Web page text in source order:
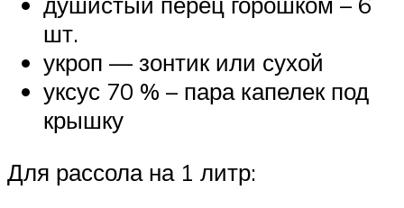
шт.
укроп — зонтик или сухой
уксус 70 % – пара капелек под
крышку
Для рассола на 1 литр: